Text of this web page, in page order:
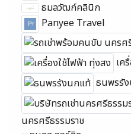
ธมลวัฒก์คลินิก
Panyee Travel
เค
ธนพรรั
นครศรีธรรมราช